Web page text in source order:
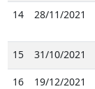
14 28/11/2021
15 31/10/2021
16 19/12/2021